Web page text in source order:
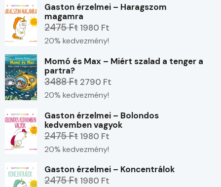
Gaston érzelmei – Haragszom
magamra
2475 Ft 1980 Ft
20% kedvezmény!
Momó és Max – Miért szalad a tenger a
partra?
3488 Ft 2790 Ft
20% kedvezmény!
Gaston érzelmei – Bolondos
kedvemben vagyok
2475 Ft 1980 Ft
20% kedvezmény!
Gaston érzelmei – Koncentrálok
2475 Ft 1980 Ft